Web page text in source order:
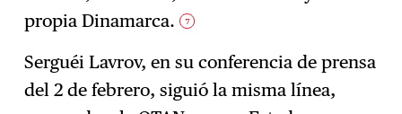
propia Dinamarca. 7
Serguéi Lavrov, en su conferencia de prensa
del 2 de febrero, siguió la misma línea,